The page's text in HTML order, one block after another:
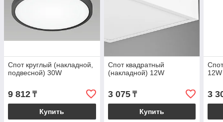
Спот круглый (накладной,
подвесной) 30W
9 812 ₸
Купить
Спот квадратный
(накладной) 12W
3 075₸
Купить
12W
3